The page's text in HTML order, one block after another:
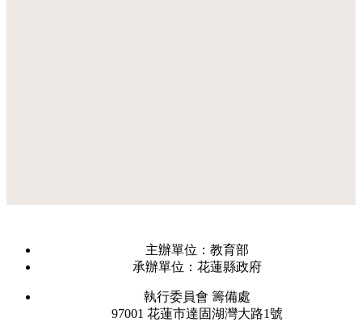
主辦單位：教育部
承辦單位：花蓮縣政府
執行委員會 籌備處
97001 花蓮市達固湖灣大路1號